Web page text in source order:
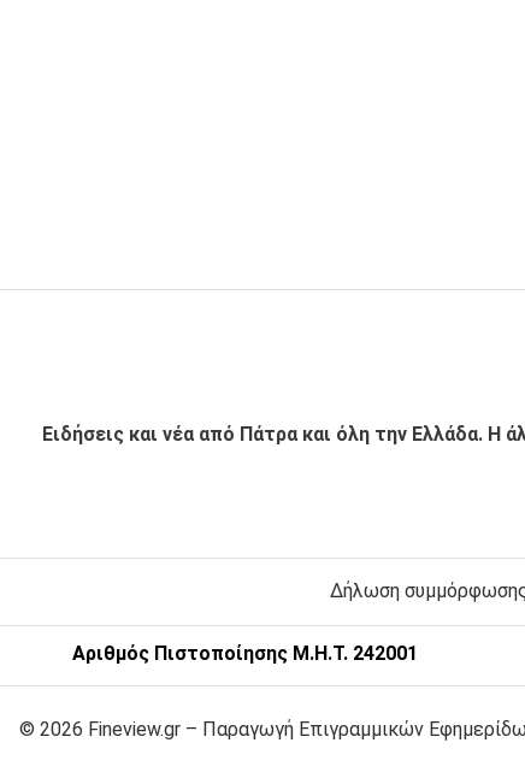
Ειδήσεις και νέα από Πάτρα και όλη την Ελλάδα. Η
Δήλωση
Αριθμός Πιστοποίησης Μ.Η.Τ. 242001
© 2026 Fineview.gr – Παραγωγή Επιγραμμικών